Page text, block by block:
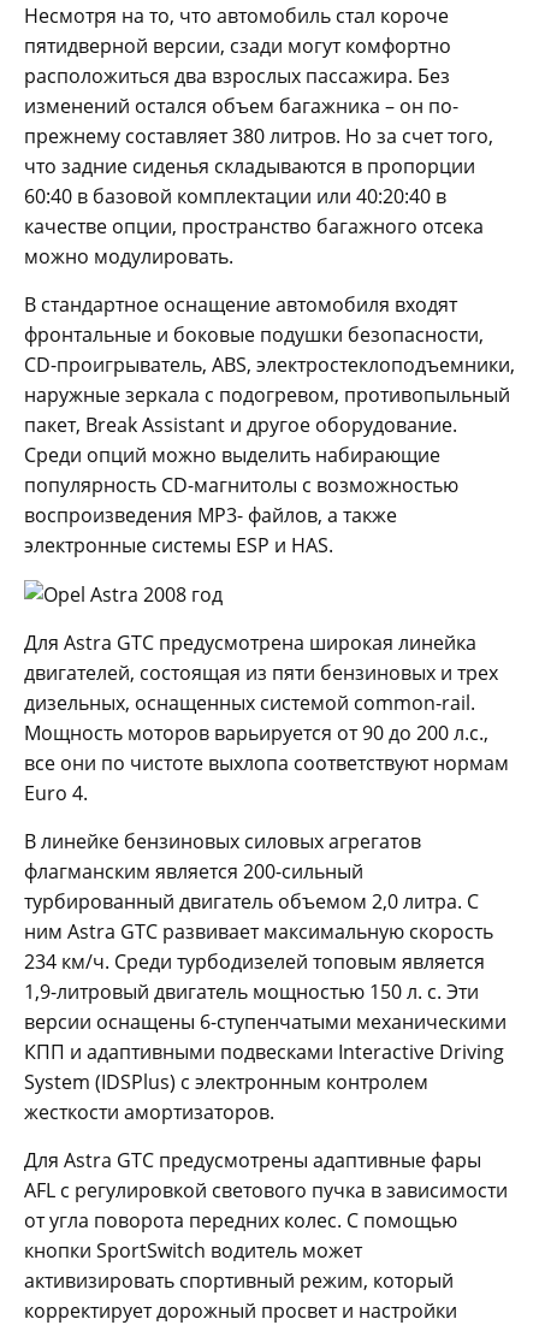
Несмотря на то, что автомобиль стал короче
пятидверной версии, сзади могут комфортно
расположиться два взрослых пассажира. Без
изменений остался объем багажника – он по-
прежнему составляет 380 литров. Но за счет того,
что задние сиденья складываются в пропорции
60:40 в базовой комплектации или 40:20:40 в
качестве опции, пространство багажного отсека
можно модулировать.
В стандартное оснащение автомобиля входят
фронтальные и боковые подушки безопасности,
СD-проигрыватель, ABS, электростеклоподъемники,
наружные зеркала с подогревом, противопыльный
пакет, Break Assistant и другое оборудование.
Среди опций можно выделить набирающие
популярность CD-магнитолы с возможностью
воспроизведения MP3- файлов, а также
электронные системы ESP и HAS.
Для Astra GTC предусмотрена широкая линейка
двигателей, состоящая из пяти бензиновых и трех
дизельных, оснащенных системой common-rail.
Мощность моторов варьируется от 90 до 200 л.с.,
все они по чистоте выхлопа соответствуют нормам
Euro 4.
В линейке бензиновых силовых агрегатов
флагманским является 200-сильный
турбированный двигатель объемом 2,0 литра. С
ним Astra GTC развивает максимальную скорость
234 км/ч. Среди турбодизелей топовым является
1,9-литровый двигатель мощностью 150 л. с. Эти
версии оснащены 6-ступенчатыми механическими
КПП и адаптивными подвесками Interactive Driving
System (IDSPlus) с электронным контролем
жесткости амортизаторов.
Для Astra GTC предусмотрены адаптивные фары
AFL с регулировкой светового пучка в зависимости
от угла поворота передних колес. С помощью
кнопки SportSwitch водитель может
активизировать спортивный режим, который
корректирует дорожный просвет и настройки